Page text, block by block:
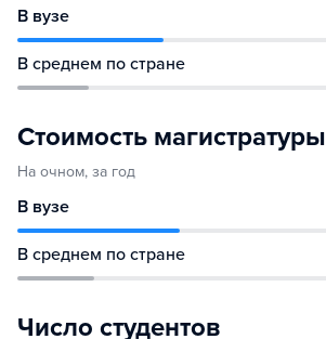
В вузе
В среднем по стране
Стоимость магистратуры
На очном, за год
В вузе
В среднем по стране
Число студентов